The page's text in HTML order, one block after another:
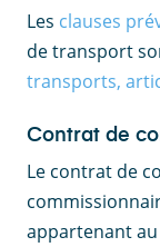
Les clauses
de transport
transports,
Contrat de
Le contrat de
appartenant